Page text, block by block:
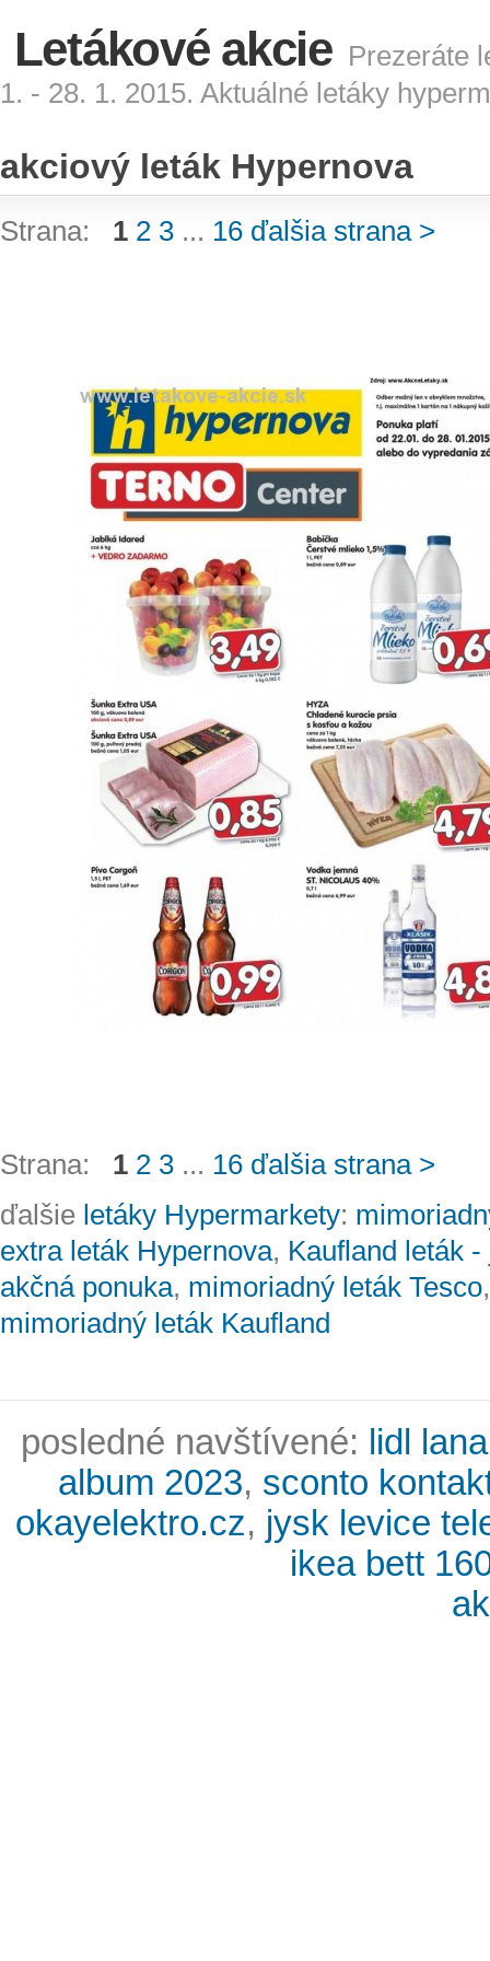
Letákové akcie Prezeráte
1. - 28. 1. 2015. Aktuálné letáky
akciový leták Hypernova
Strana: 1 2 3 ... 16 ďalšia strana >
Strana: 1 2 3 ... 16 ďalšia strana >
ďalšie letáky Hypermarkety:
extra leták Hypernova, Kaufland leták
akčná ponuka, mimoriadný leták Tesco
mimoriadný leták Kaufland
posledné navštívené: lidl
album 2023, sconto
okayelektro.cz, jysk levice
ikea bett